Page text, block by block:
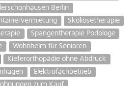
Berlin
Skoliosetherapie
Spangentherapie Podologe
Wohnheim für Senioren
Kieferorthopädie ohne Abdruck
Elektrofachbetrieb
zum Kauf